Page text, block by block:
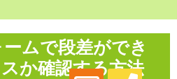
ムで段差ができ
か確認する方法